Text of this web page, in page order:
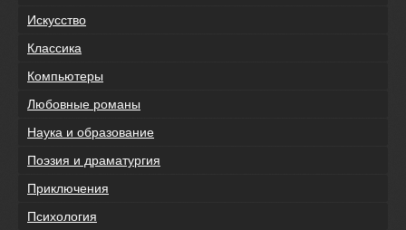
Искусство
Классика
Компьютеры
Любовные романы
Наука и образование
Поэзия и драматургия
Приключения
Психология